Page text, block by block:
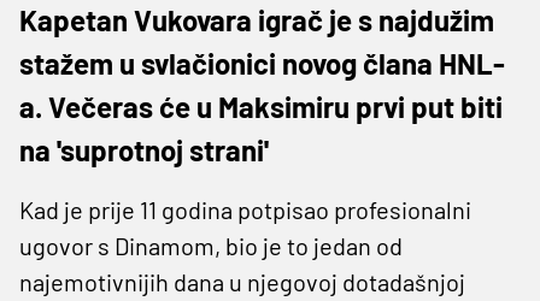
Kapetan Vukovara igrač je s najdužim
stažem u svlačionici novog člana HNL-
a. Večeras će u Maksimiru prvi put biti
na 'suprotnoj strani'
Kad je prije 11 godina potpisao profesionalni
ugovor s Dinamom, bio je to jedan od
najemotivnijih dana u njegovoj dotadašnjoj